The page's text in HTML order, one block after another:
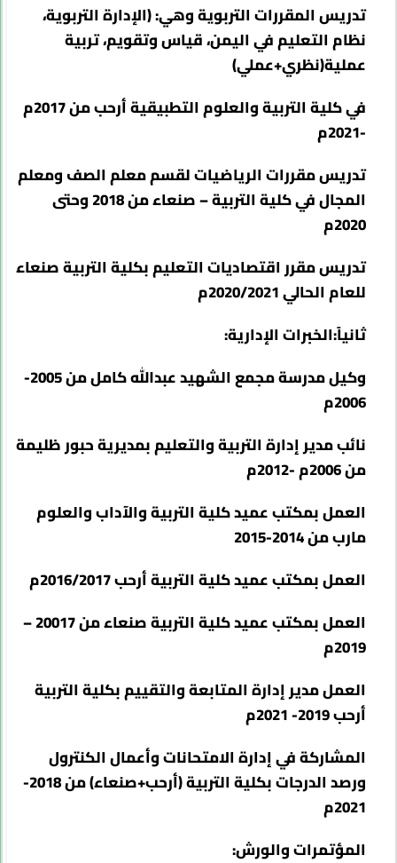
تدريس المقررات التربوية وهي: (الإدارة التربوية،
نظام التعليم في اليمن، قياس وتقويم، تربية
عملية(نظري+عملي)
في كلية التربية والعلوم التطبيقية أرحب من 2017م
-2021م
تدريس مقررات الرياضيات لقسم معلم الصف ومعلم
المجال في كلية التربية – صنعاء من 2018 وحتى
2020م
تدريس مقرر اقتصاديات التعليم بكلية التربية صنعاء
للعام الحالي 2020/2021م
ثانياً:الخبرات الإدارية:
وكيل مدرسة مجمع الشهيد عبدالله كامل من 2005-
2006م
نائب مدير إدارة التربية والتعليم بمديرية حبور ظليمة
من 2006م -2012م
العمل بمكتب عميد كلية التربية والآداب والعلوم
مارب من 2014-2015
العمل بمكتب عميد كلية التربية أرحب 2016/2017م
العمل بمكتب عميد كلية التربية صنعاء من 20017 –
2019م
العمل مدير إدارة المتابعة والتقييم بكلية التربية
أرحب 2019- 2021م
المشاركة في إدارة الامتحانات وأعمال الكنترول
ورصد الدرجات بكلية التربية (أرحب+صنعاء) من 2018-
2021م
المؤتمرات والورش: